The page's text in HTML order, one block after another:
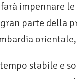
impennare
parte della
stabile e